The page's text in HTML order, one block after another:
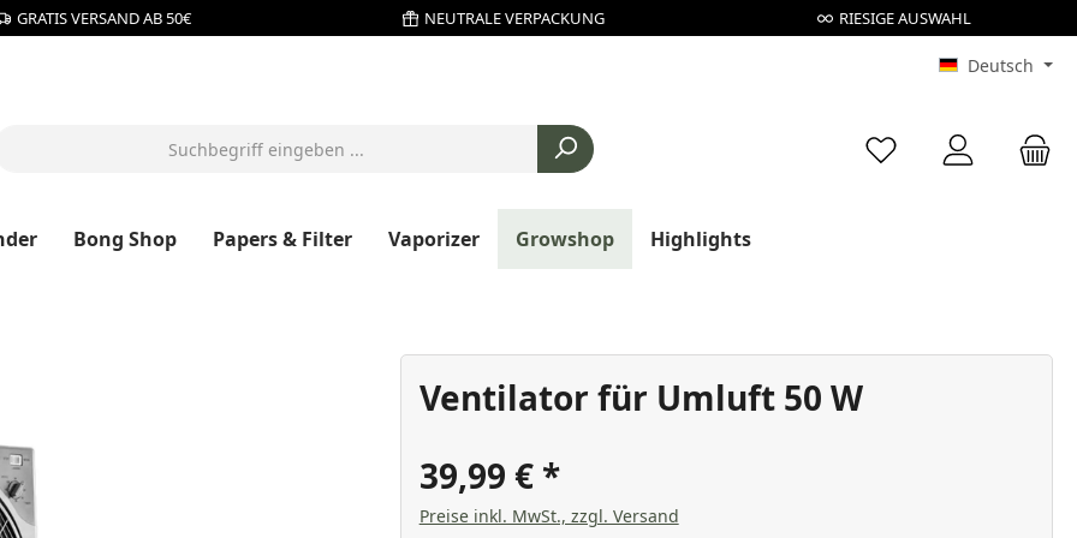
GRATIS VERSAND AB 50€ NEUTRALE VERPACKUNG RIESIGE AUSWAHL
Deutsch
Du hast 0 Produkte
Bong Shop Papers & Filter Vaporizer Growshop Highlights
Ventilator für Umluft 50 W
39,99 €
Preise inkl. MwSt., zzgl. Versand